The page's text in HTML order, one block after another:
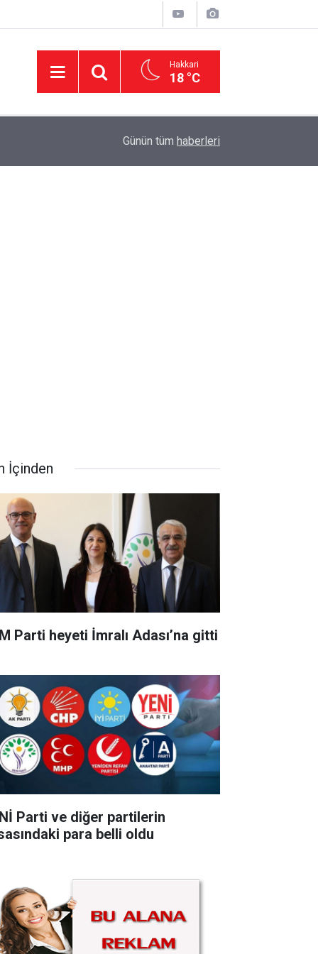
Hakkari
18 °C
Hakkari'de 3 dağ keçisi ihale ile öldürülecek
Günün tüm haberleri
İçinden
Parti heyeti İmralı Adası’na gitti
Parti ve diğer partilerin
para belli oldu